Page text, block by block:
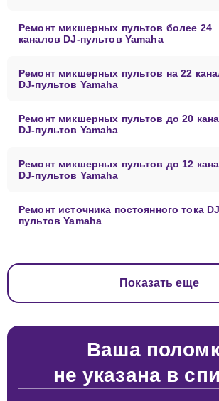
Ремонт микшерных пультов более 24
каналов DJ-пультов Yamaha
Ремонт микшерных пультов на 22
DJ-пультов Yamaha
Ремонт микшерных пультов до 20
DJ-пультов Yamaha
Ремонт микшерных пультов до 12
DJ-пультов Yamaha
Ремонт источника постоянного тока
пультов Yamaha
Показать еще
Ваша
не указана в